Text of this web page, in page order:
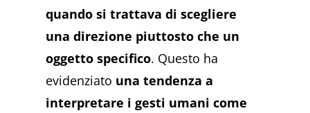
quando si trattava di scegliere
una direzione piuttosto che un
oggetto specifico. Questo ha
evidenziato una tendenza a
interpretare i gesti umani come